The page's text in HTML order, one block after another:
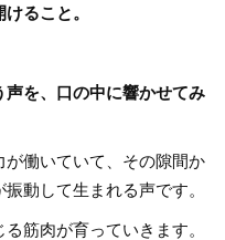
ること。
を、口の中に響かせてみ
働いていて、その隙間か
動して生まれる声です。
筋肉が育っていきます。